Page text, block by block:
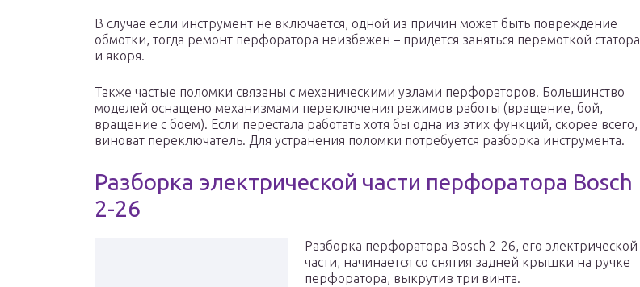
В случае если инструмент не включается, одной из причин может быть повреждение
обмотки, тогда ремонт перфоратора неизбежен – придется заняться перемоткой статора
и якоря.
Также частые поломки связаны с механическими узлами перфораторов. Большинство
моделей оснащено механизмами переключения режимов работы (вращение, бой,
вращение с боем). Если перестала работать хотя бы одна из этих функций, скорее всего,
виноват переключатель. Для устранения поломки потребуется разборка инструмента.
Разборка электрической части перфоратора Bosch
2-26
Разборка перфоратора Bosch 2-26, его электрической
части, начинается со снятия задней крышки на ручке
перфоратора, выкрутив три винта.